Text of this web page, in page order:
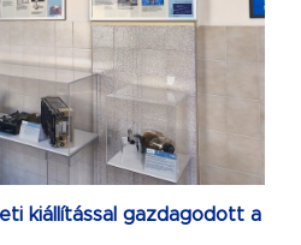
kiállítással gazdagodott a